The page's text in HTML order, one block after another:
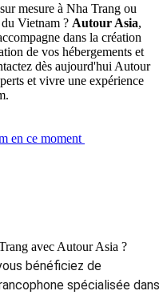
mesure à Nha Trang ou
Vietnam ? Autour Asia,
dans la création
de vos hébergements et
dès aujourd'hui Autour
et vivre une expérience
en ce moment
avec Autour Asia ?
bénéficiez de
spécialisée dans